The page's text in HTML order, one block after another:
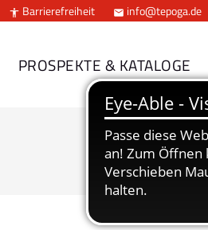
 Barrierefreiheit  info@tepoga.de
PROSPEKTE & KATALOGE